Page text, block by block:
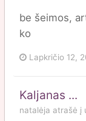
be šeimos,
ko
Lapkričio 12,
Kaljanas ...
natalėja atrašė į